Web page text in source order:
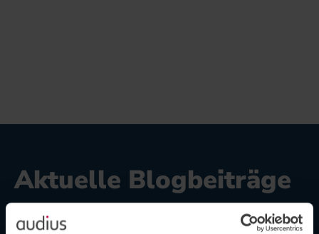
Aktuelle Blogbeiträge